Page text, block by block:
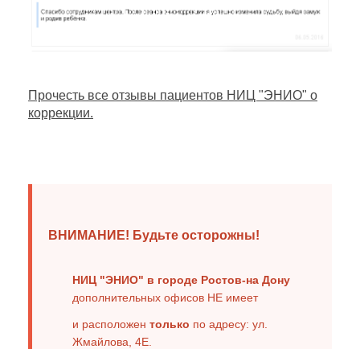
Прочесть все отзывы пациентов НИЦ "ЭНИО" о
коррекции.
ВНИМАНИЕ! Будьте осторожны!
НИЦ "ЭНИО" в городе Ростов-на Дону
дополнительных офисов НЕ имеет
и расположен только по адресу: ул.
Жмайлова, 4Е.